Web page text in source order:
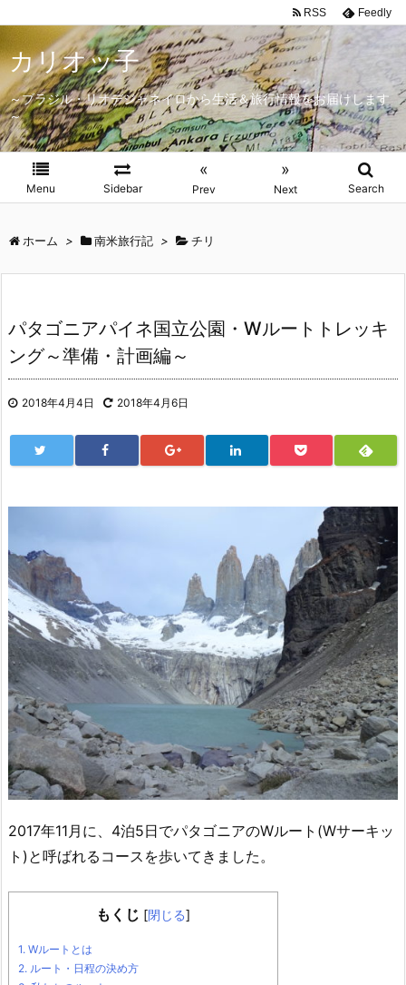
カリオッ子
～ブラジル・リオデジャネイロから生活＆旅行情報をお届けします
～
Menu Sidebar
«
Prev
»
Next Search
RSS Feedly
ホーム > 南米旅行記 > チリ
パタゴニアパイネ国立公園・Wルートトレッキ
ング～準備・計画編～
2018年4月4日 2018年4月6日
2017年11月に、4泊5日でパタゴニアのWルート(Wサーキッ
ト)と呼ばれるコースを歩いてきました。
もくじ [閉じる]
1. Wルートとは
2. ルート・日程の決め方